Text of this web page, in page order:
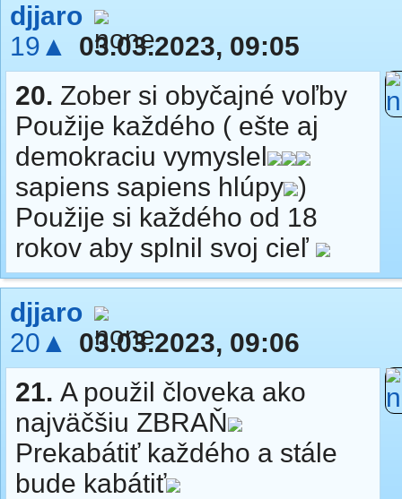
djjaro
19▲
03.03.2023, 09:05
20. Zober si obyčajné voľby
Použije každého ( ešte aj
demokraciu vymyslel
sapiens sapiens hlúpy )
Použije si každého od 18
rokov aby splnil svoj cieľ
djjaro
20▲
03.03.2023, 09:06
21. A použil človeka ako
najväčšiu ZBRAŇ
Prekabátiť každého a stále
bude kabátiť